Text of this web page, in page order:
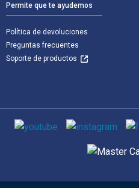
Permite que te ayudemos
Política de devoluciones
Preguntas frecuentes
Soporte de productos
Medios de comunicación social
Métodos de pago admitidos